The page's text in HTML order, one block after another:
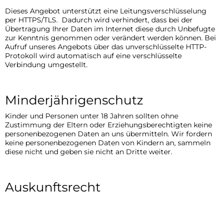
Dieses Angebot unterstützt eine Leitungsverschlüsselung
per HTTPS/TLS. Dadurch wird verhindert, dass bei der
Übertragung Ihrer Daten im Internet diese durch Unbefugte
zur Kenntnis genommen oder verändert werden können. Bei
Aufruf unseres Angebots über das unverschlüsselte HTTP-
Protokoll wird automatisch auf eine verschlüsselte
Verbindung umgestellt.
Minderjährigenschutz
Kinder und Personen unter 18 Jahren sollten ohne
Zustimmung der Eltern oder Erziehungsberechtigten keine
personenbezogenen Daten an uns übermitteln. Wir fordern
keine personenbezogenen Daten von Kindern an, sammeln
diese nicht und geben sie nicht an Dritte weiter.
Auskunftsrecht